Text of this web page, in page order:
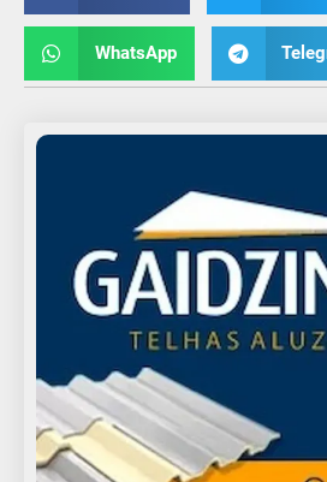
WhatsApp